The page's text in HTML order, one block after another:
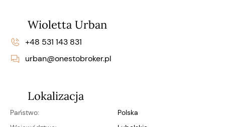
Wioletta Urban
+48 531 143 831
urban@onestobroker.pl
Lokalizacja
Państwo:
Polska